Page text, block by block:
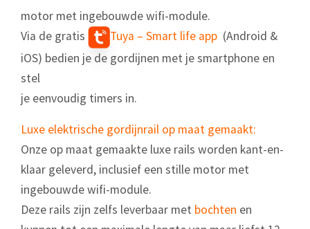
motor met ingebouwde wifi-module.
Via de gratis
Tuya – Smart life app (Android &
iOS) bedien je de gordijnen met je smartphone en
stel
je eenvoudig timers in.
Luxe elektrische gordijnrail op maat gemaakt:
Onze op maat gemaakte luxe rails worden kant-en-
klaar geleverd, inclusief een stille motor met
ingebouwde wifi-module.
Deze rails zijn zelfs leverbaar met bochten en